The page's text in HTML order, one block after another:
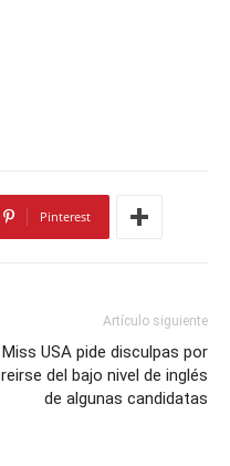
Pinterest
Artículo siguiente
Miss USA pide disculpas por
reirse del bajo nivel de inglés
de algunas candidatas